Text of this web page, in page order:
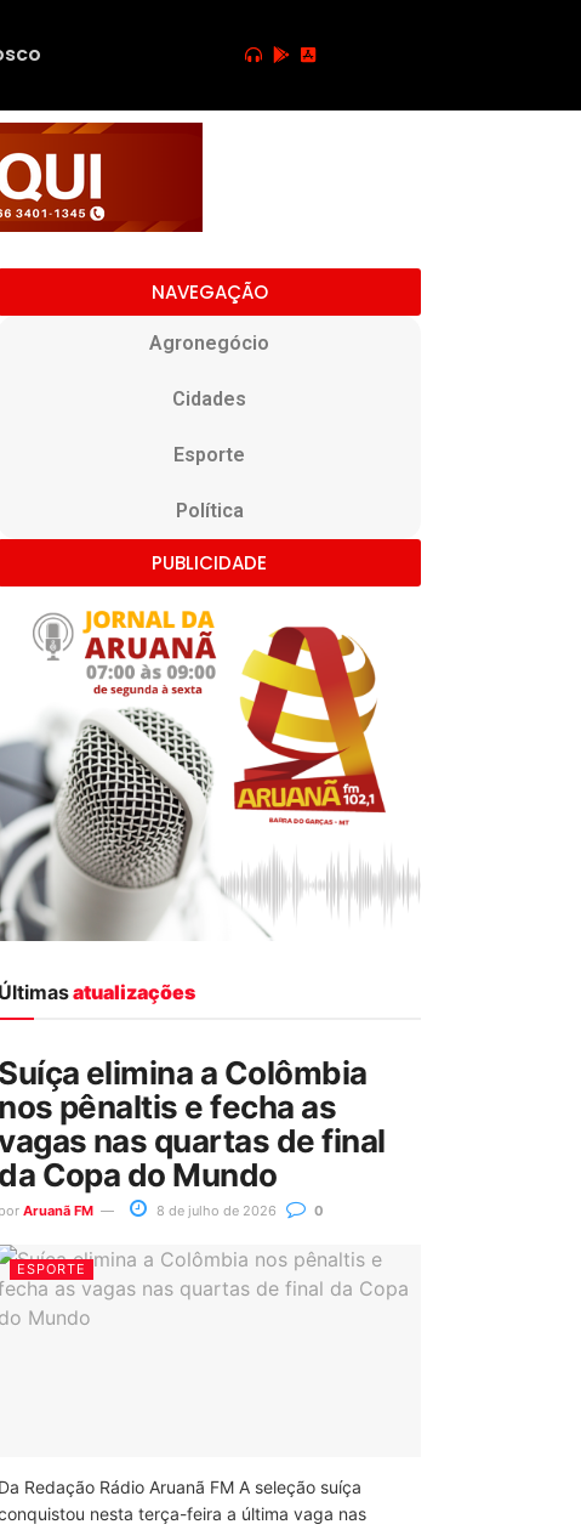
NAVEGAÇÃO
Agronegócio
Cidades
Esporte
Política
PUBLICIDADE
Últimasatualizações
Suíça elimina a Colômbia
nos pênaltis e fecha as
nas quartas de final
da Copa do Mundo
por Aruanã FM 8 de julho de 2026 0
ESPORTE
Da Redação Rádio Aruanã FM A seleção suíça
nesta terça-feira a última vaga nas